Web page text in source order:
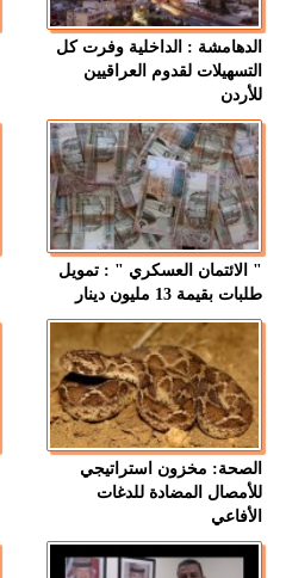
الدهامشة : الداخلية وفرت كل
التسهيلات لقدوم العراقيين
للأردن
" الائتمان العسكري " : تمويل
طلبات بقيمة 13 مليون دينار
الصحة: مخزون استراتيجي
للأمصال المضادة للدغات
الأفاعي